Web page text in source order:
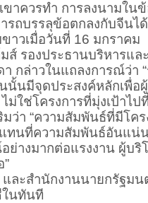
ควรทำ การลงนามในข้
รถบรรลุข้อตกลงกับจีน
าวเมื่อวันที่ 16 มกราคม
รองประธานบริหารแล
กล่าวในแถลงการณ์ว่า
นั้นมีจุดประสงค์หลักเพื่อ
ม่ใช่โครงการที่มุ่งเป้าไป
า “ความสัมพันธ์ที่มีโค
ทนที่ความสัมพันธ์อันแน่
ย่างมากต่อแรงงาน ผู้บ
”
ะสำนักงานนายกรัฐมน
ในทันที